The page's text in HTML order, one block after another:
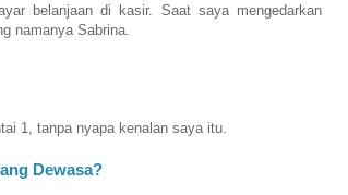
belanjaan di kasir. Saat saya mengedarkan
namanya Sabrina.
1, tanpa nyapa kenalan saya itu.
Dewasa?